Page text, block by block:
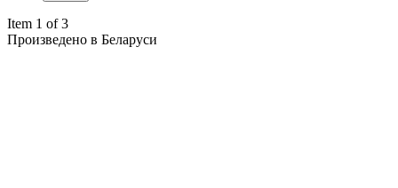
Item 1 of 3
Произведено в Беларуси